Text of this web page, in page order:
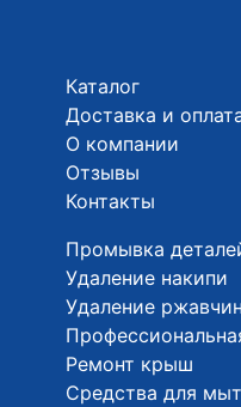
Каталог
Доставка и
О компании
Отзывы
Контакты
Промывка
Удаление накипи
Удаление
Ремонт крыш
Средства для